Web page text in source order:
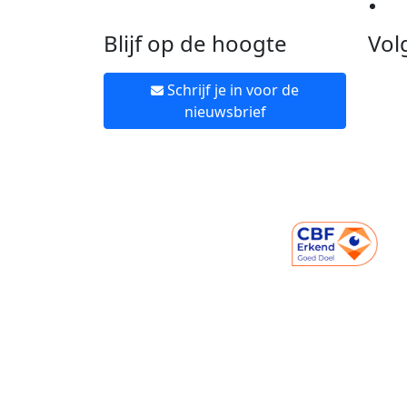
Blijf op de hoogte
Schrijf je in voor de
nieuwsbrief